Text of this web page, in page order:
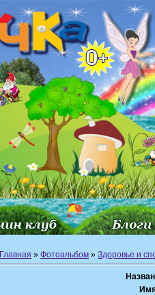
Главная » Фотоальбом » Здоровье и